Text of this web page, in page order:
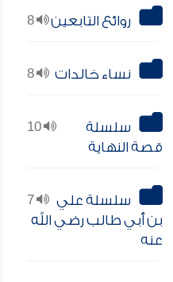
8 روائع التابعين
8 نساء خالدات
10
سلسلة
قصة النهاية
7
سلسلة علي
بن أبي طالب رضي الله
عنه